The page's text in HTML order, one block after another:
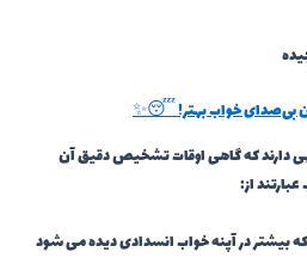
دارند که گاهی اوقات تشخیص دقیق آن
از:
بیشتر در آپنه خواب انسدادی دیده می شود